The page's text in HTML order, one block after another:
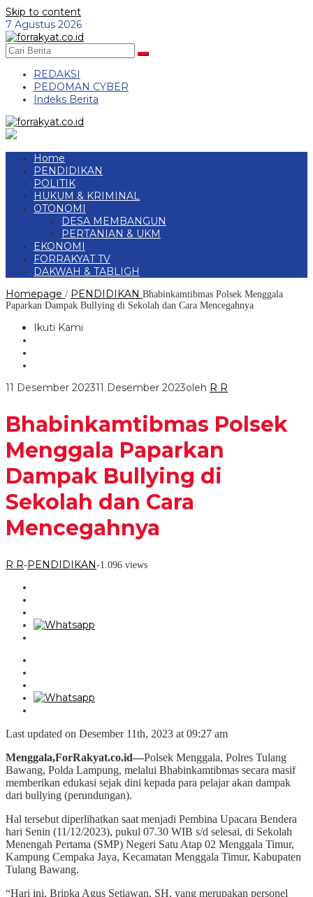
Skip to content
7 Agustus 2026
REDAKSI
PEDOMAN CYBER
Indeks Berita
Home
PENDIDIKAN
POLITIK
HUKUM & KRIMINAL
OTONOMI
DESA MEMBANGUN
PERTANIAN & UKM
EKONOMI
FORRAKYAT TV
DAKWAH & TABLIGH
Homepage / PENDIDIKAN Bhabinkamtibmas Polsek Menggala
Paparkan Dampak Bullying di Sekolah dan Cara Mencegahnya
Ikuti Kami
11 Desember 202311 Desember 2023oleh R R
Bhabinkamtibmas Polsek
Menggala Paparkan
Dampak Bullying di
Sekolah dan Cara
Mencegahnya
R R-PENDIDIKAN-1.096 views
Last updated on Desember 11th, 2023 at 09:27 am
Menggala,ForRakyat.co.id—Polsek Menggala, Polres Tulang
Bawang, Polda Lampung, melalui Bhabinkamtibmas secara masif
memberikan edukasi sejak dini kepada para pelajar akan dampak
dari bullying (perundungan).
Hal tersebut diperlihatkan saat menjadi Pembina Upacara Bendera
hari Senin (11/12/2023), pukul 07.30 WIB s/d selesai, di Sekolah
Menengah Pertama (SMP) Negeri Satu Atap 02 Menggala Timur,
Kampung Cempaka Jaya, Kecamatan Menggala Timur, Kabupaten
Tulang Bawang.
“Hari ini, Bripka Agus Setiawan, SH, yang merupakan personel